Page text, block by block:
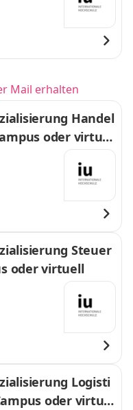
Mail erhalten
Handel
oder virtuel
Steuer
oder virtuell
Logisti
oder virtuel